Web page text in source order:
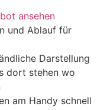
ansehen
und Ablauf für
Darstellung
dort stehen wo
am Handy schnell